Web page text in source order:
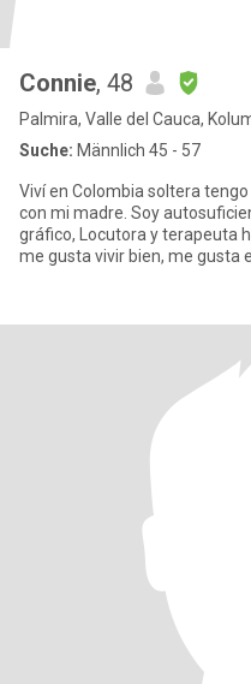
Connie, 48
Palmira, Valle del Cauca,
Suche: Männlich 45 - 57
Viví en Colombia soltera
con mi madre. Soy
gráfico, Locutora y terapeuta
me gusta vivir bien, me gusta